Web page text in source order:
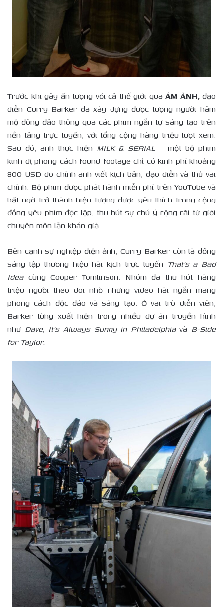
Trước khi gây ấn tượng với cả thế giới qua ÁM ẢNH, đạo
diễn Curry Barker đã xây dựng được lượng người hâm
mộ đông đảo thông qua các phim ngắn tự sáng tạo trên
nền tảng trực tuyến, với tổng cộng hàng triệu lượt xem.
Sau đó, anh thực hiện MILK & SERIAL – một bộ phim
kinh dị phong cách found footage chỉ có kinh phí khoảng
800 USD do chính anh viết kịch bản, đạo diễn và thủ vai
chính. Bộ phim được phát hành miễn phí trên YouTube và
bất ngờ trở thành hiện tượng được yêu thích trong cộng
đồng yêu phim độc lập, thu hút sự chú ý rộng rãi từ giới
chuyên môn lẫn khán giả.
Bên cạnh sự nghiệp điện ảnh, Curry Barker còn là đồng
sáng lập thương hiệu hài kịch trực tuyến That’s a Bad
Ideacùng Cooper Tomlinson. Nhóm đã thu hút hàng
triệu người theo dõi nhờ những video hài ngắn mang
phong cách độc đáo và sáng tạo. Ở vai trò diễn viên,
Barker từng xuất hiện trong nhiều dự án truyền hình
như Dave, It’s Always Sunny in Philadelphiavà B-Side
for Taylor.